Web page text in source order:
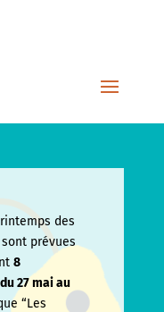
des
prévues
8
du 27 mai au
“Les